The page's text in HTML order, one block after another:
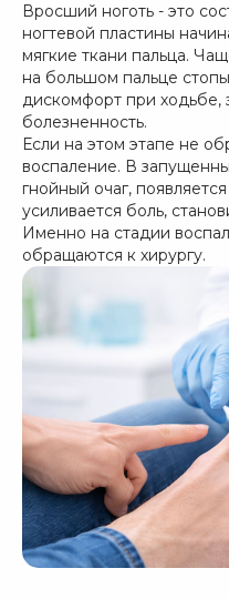
Вросший ноготь - это
ногтевой пластины
мягкие ткани пальца.
на большом пальце
дискомфорт при ходьбе,
болезненность.
Если на этом этапе не
воспаление. В
гнойный очаг,
усиливается боль,
Именно на стадии
обращаются к хирургу.